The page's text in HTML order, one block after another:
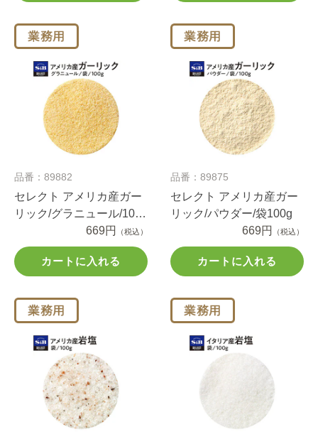
品番：89882
セレクト アメリカ産ガー
リック/グラニュール/100
669円 （税込）
カートに入れる
品番：89875
セレクト アメリカ産ガー
リック/パウダー/袋100g
669円
（税込）
カートに入れる